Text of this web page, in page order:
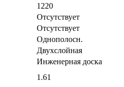
1220
Отсутствует
Отсутствует
Однополосн.
Двухслойная
Инженерная доска
1.61